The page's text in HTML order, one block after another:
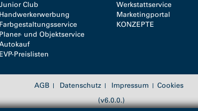
Club
Handwerkerwerbung
Farbgestaltungsservice
Planer- und Objektservice
EVP-Preislisten
Werkstattservice
Marketingportal
KONZEPTE
AGB Datenschutz Impressum
Cookies
(v6.0.0.)